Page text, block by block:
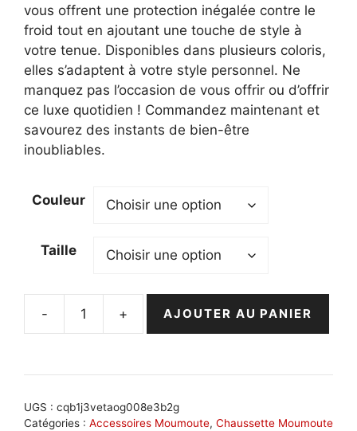
vous offrent une protection inégalée contre le
froid tout en ajoutant une touche de style à
votre tenue. Disponibles dans plusieurs coloris,
elles s’adaptent à votre style personnel. Ne
manquez pas l’occasion de vous offrir ou d’offrir
ce luxe quotidien ! Commandez maintenant et
savourez des instants de bien-être
inoubliables.
Couleur
Taille
-
quantité
douce
et
+ AJOUTER AU PANIER
UGS : cqb1j3vetaog008e3b2g
Catégories : Accessoires Moumoute, Chaussette Moumoute